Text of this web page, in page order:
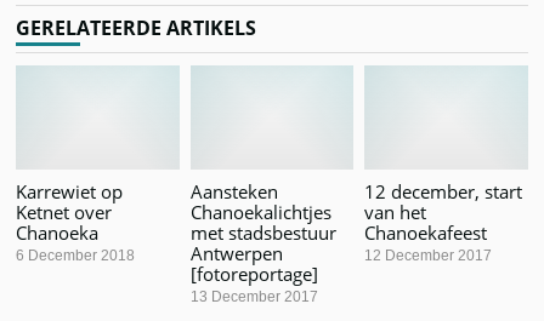
GERELATEERDE ARTIKELS
Karrewiet op
Ketnet over
Chanoeka
6 December 2018
Aansteken
Chanoekalichtjes
met stadsbestuur
Antwerpen
[fotoreportage]
13 December 2017
12 december, start
van het
Chanoekafeest
12 December 2017